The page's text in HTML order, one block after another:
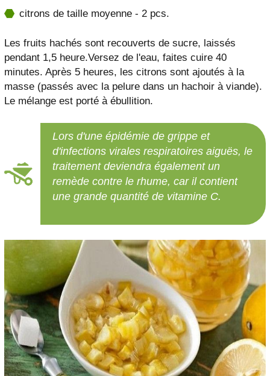
citrons de taille moyenne - 2 pcs.
Les fruits hachés sont recouverts de sucre, laissés
pendant 1,5 heure.Versez de l'eau, faites cuire 40
minutes. Après 5 heures, les citrons sont ajoutés à la
masse (passés avec la pelure dans un hachoir à viande).
Le mélange est porté à ébullition.
Lors d'une épidémie de grippe et
d'infections virales respiratoires aiguës, le
traitement deviendra également un
remède contre le rhume, car il contient
une grande quantité de vitamine C.